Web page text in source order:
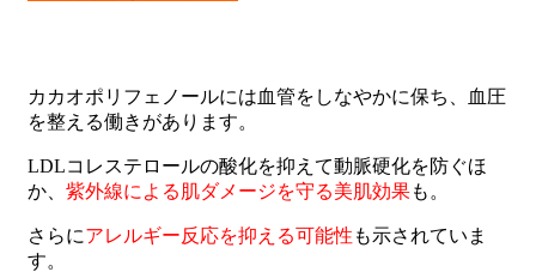
カカオポリフェノールには血管をしなやかに保ち、血圧
を整える働きがあります。
LDLコレステロールの酸化を抑えて動脈硬化を防ぐほ
か、 紫外線による肌ダメージを守る美肌効果も。
さらにアレルギー反応を抑える可能性 も示されていま
す。